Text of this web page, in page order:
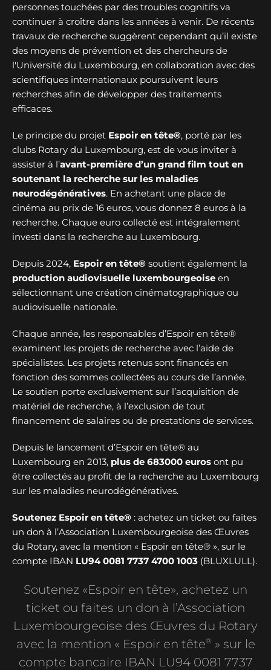
personnes touchées par des troubles cognitifs va
continuer à croître dans les années à venir. De récents
travaux de recherche suggèrent cependant qu’il existe
des moyens de prévention et des chercheurs de
l'Université du Luxembourg, en collaboration avec des
scientifiques internationaux poursuivent leurs
recherches afin de développer des traitements
efficaces.
Le principe du projet Espoir en tête®, porté par les
clubs Rotary du Luxembourg, est de vous inviter à
assister à l’avant-première d’un grand film tout en
soutenant la recherche sur les maladies
neurodégénératives. En achetant une place de
cinéma au prix de 16 euros, vous donnez 8 euros à la
recherche. Chaque euro collecté est intégralement
investi dans la recherche au Luxembourg.
Depuis 2024, Espoir en tête® soutient également la
production audiovisuelle luxembourgeoise en
sélectionnant une création cinématographique ou
audiovisuelle nationale.
Chaque année, les responsables d’Espoir en tête®
examinent les projets de recherche avec l’aide de
spécialistes. Les projets retenus sont financés en
fonction des sommes collectées au cours de l’année.
Le soutien porte exclusivement sur l’acquisition de
matériel de recherche, à l’exclusion de tout
financement de salaires ou de prestations de services.
Depuis le lancement d’Espoir en tête® au
Luxembourg en 2013, plus de 683000 euros ont pu
être collectés au profit de la recherche au Luxembourg
sur les maladies neurodégénératives.
Soutenez Espoir en tête® : achetez un ticket ou faites
un don à l’Association Luxembourgeoise des Œuvres
du Rotary, avec la mention « Espoir en tête® », sur le
compte IBAN LU94 0081 7737 4700 1003 (BLUXLULL).
Soutenez «Espoir en tête», achetez un
ticket ou faites un don à l’Association
Luxembourgeoise des Œuvres du Rotary
avec la mention « Espoir en tête® » sur le
compte bancaire IBAN LU94 0081 7737